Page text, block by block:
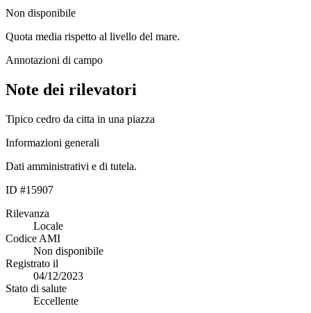
Non disponibile
Quota media rispetto al livello del mare.
Annotazioni di campo
Note dei rilevatori
Tipico cedro da citta in una piazza
Informazioni generali
Dati amministrativi e di tutela.
ID #15907
Rilevanza
Locale
Codice AMI
Non disponibile
Registrato il
04/12/2023
Stato di salute
Eccellente